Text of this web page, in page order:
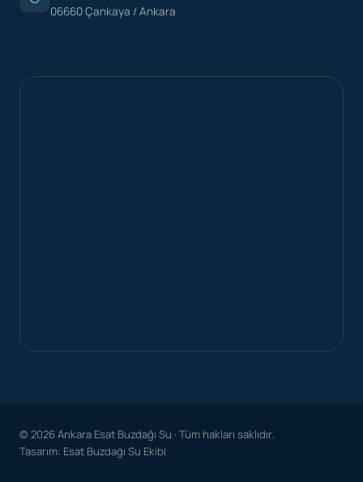
06660 Çankaya / Ankara
© 2026 Ankara Esat Buzdağı Su · Tüm hakları saklıdır.
Tasarım: Esat Buzdağı Su Ekibi